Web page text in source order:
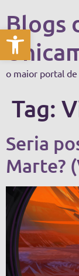
Abrir a
Blogs
o maior portal de
Tag:
Seria
Marte?